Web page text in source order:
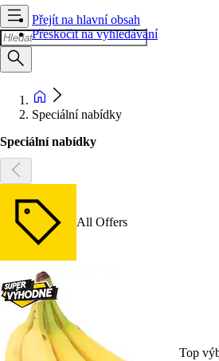
Přejít na hlavní obsah
Přeskočit na vyhledávání
Speciální nabídky
Speciální nabídky
All Offers
Top